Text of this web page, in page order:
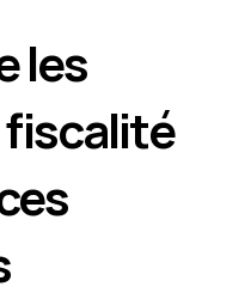
les
fiscalité